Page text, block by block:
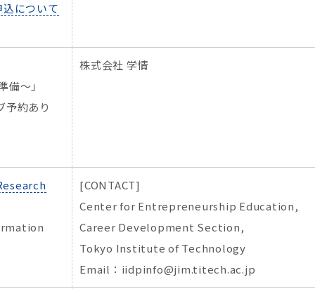
について
～」
約あり
株式会社 学情
[CONTACT]
Center for Entrepreneurship Education,
Career Development Section,
Tokyo Institute of Technology
Email：iidpinfo@jim.titech.ac.jp